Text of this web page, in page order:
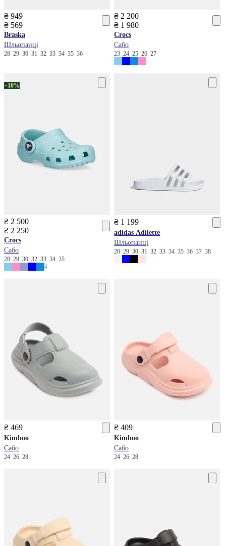
₴ 949
₴ 569
Braska
Шльопанці
28 29 30 31 32 33 34 35 36
₴ 2 200
₴ 1 980
Crocs
Сабо
2324252627
−10%
₴ 2 500
₴ 2 250
Crocs
Сабо
28 29 30 32 33 34 35
4
₴ 1 199
adidas Adilette
Шльопанці
2829303132333435363738
₴ 469
Kimboo
Сабо
24 26 28
₴ 409
Kimboo
Сабо
242628